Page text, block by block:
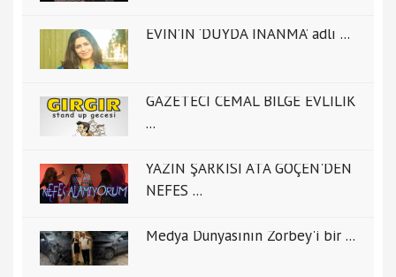
EVİN’İN ‘DUYDA İNANMA’ adlı ...
GAZETECİ CEMAL BİLGE EVLİLİK
...
YAZIN ŞARKISI ATA GÖÇEN'DEN
NEFES ...
Medya Dünyasının Zorbey'i bir ...